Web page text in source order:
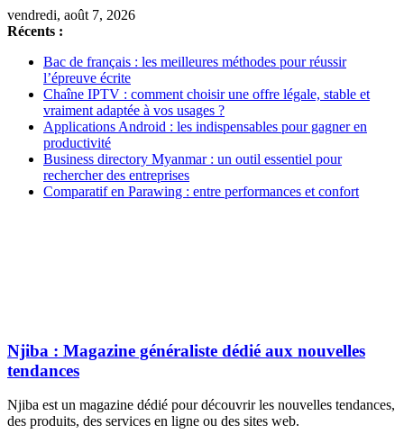
vendredi, août 7, 2026
Récents :
Bac de français : les meilleures méthodes pour réussir
l’épreuve écrite
Chaîne IPTV : comment choisir une offre légale, stable et
vraiment adaptée à vos usages ?
Applications Android : les indispensables pour gagner en
productivité
Business directory Myanmar : un outil essentiel pour
rechercher des entreprises
Comparatif en Parawing : entre performances et confort
Njiba : Magazine généraliste dédié aux nouvelles
tendances
Njiba est un magazine dédié pour découvrir les nouvelles tendances,
des produits, des services en ligne ou des sites web.